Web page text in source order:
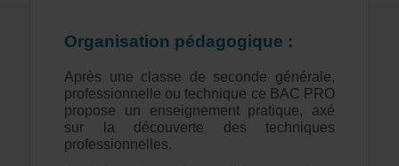
Organisation pédagogique :
Après une classe de seconde générale,
professionnelle ou technique ce BAC PRO
propose un enseignement pratique, axé
sur la découverte des techniques
professionnelles.